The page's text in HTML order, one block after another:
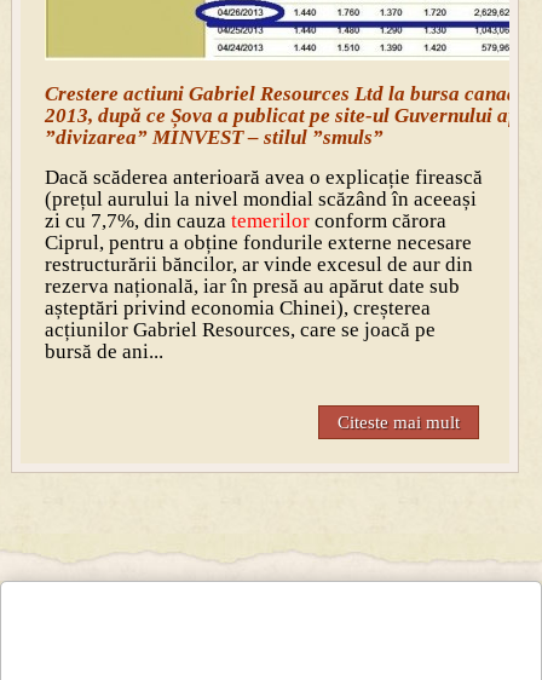
Crestere actiuni Gabriel Resources Ltd la bursa
2013, după ce Șova a publicat pe site-ul Guvernului
”divizarea” MINVEST – stilul ”smuls”
Dacă scăderea anterioară avea o explicație firească
(prețul aurului la nivel mondial scăzând în aceeași
zi cu 7,7%, din cauza temerilorconform cărora
Ciprul, pentru a obține fondurile externe necesare
restructurării băncilor, ar vinde excesul de aur din
rezerva națională, iar în presă au apărut date sub
așteptări privind economia Chinei), creșterea
acțiunilor Gabriel Resources, care se joacă pe
bursă de ani...
Citeste mai mult